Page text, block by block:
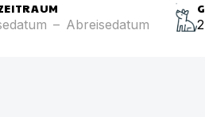
– Abreisedatum 2